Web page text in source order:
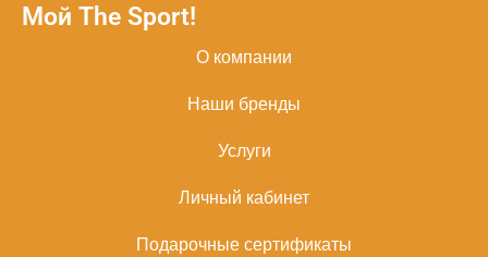
Мой The Sport!
О компании
Наши бренды
Услуги
Личный кабинет
Подарочные сертификаты